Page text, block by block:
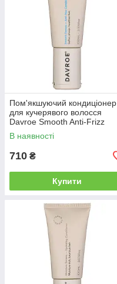
Пом'якшуючий кондиціонер
для кучерявого волосся
Davroe Smooth Anti-Frizz
Conditioner, 100 мл (3532)
В наявності
710 ₴
Купити